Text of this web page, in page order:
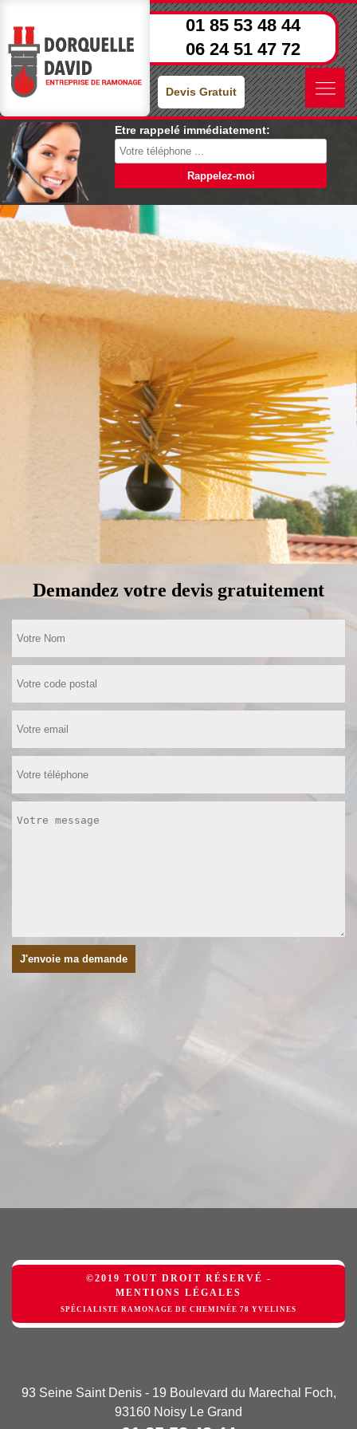
01 85 53 48 44
06 24 51 47 72
Devis Gratuit
Etre rappelé immédiatement:
Demandez votre devis gratuitement
©2019 TOUT DROIT RÉSERVÉ -
MENTIONS LÉGALES
SPÉCIALISTE RAMONAGE DE CHEMINÉE 78 YVELINES
93 Seine Saint Denis - 19 Boulevard du Marechal Foch,
93160 Noisy Le Grand